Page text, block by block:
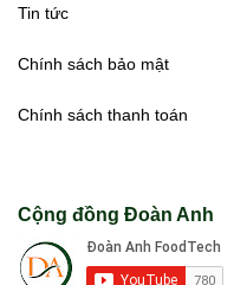
Tin tức
Chính sách bảo mật
Chính sách thanh toán
Cộng đồng Đoàn Anh